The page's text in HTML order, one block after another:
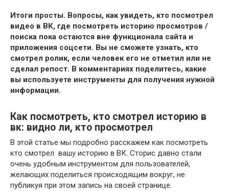
Итоги просты. Вопросы, как увидеть, кто посмотрел
видео в ВК, где посмотреть историю просмотров /
поиска пока остаются вне функционала сайта и
приложения соцсети. Вы не сможете узнать, кто
смотрел ролик, если человек его не отметил или не
сделал репост. В комментариях поделитесь, какие
вы используете инструменты для получения нужной
информации.
Как посмотреть, кто смотрел историю в
вк: видно ли, кто просмотрел
В этой статье мы подробно расскажем как посмотреть
кто смотрел вашу историю в ВК. Сторис давно стали
очень удобным инструментом для пользователей,
желающих поделиться происходящим вокруг, не
публикуя при этом запись на своей странице.